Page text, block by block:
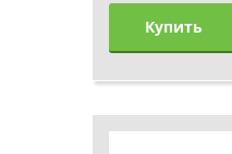
Купить